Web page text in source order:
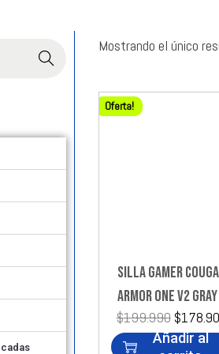
Buscar
Mostrando el único
Oferta!
SILLA GAMER
ARMOR ONE V2
$199.990 $
Añadir al